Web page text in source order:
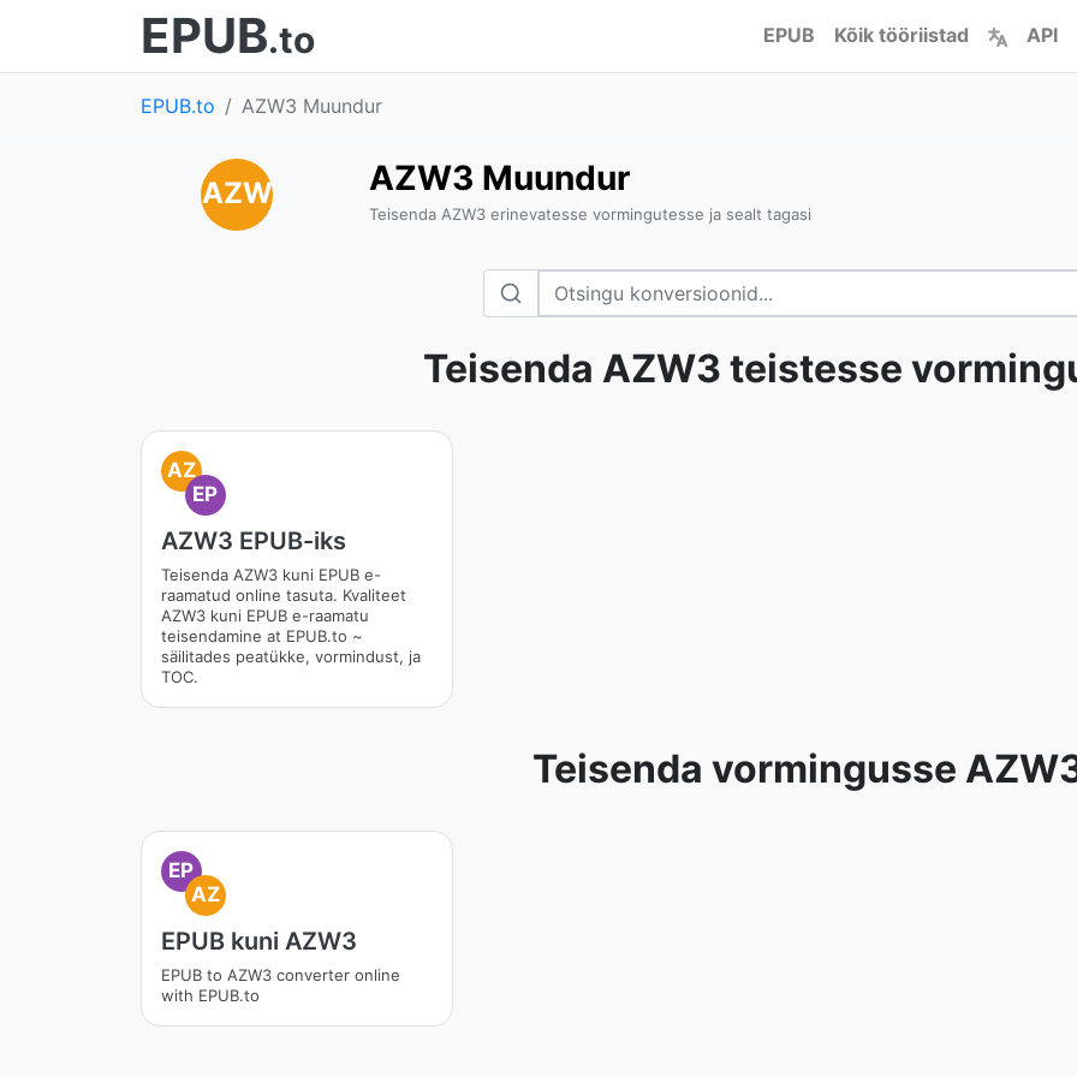
EPUB.to EPUB Kõik tööriistad API
EPUB.to AZW3 Muundur
AZW AZW3 Muundur
Teisenda AZW3 erinevatesse vormingutesse ja sealt tagasi
Teisenda AZW3 teistesse
AZ
EP
AZW3 EPUB-iks
Teisenda AZW3 kuni EPUB e-
raamatud online tasuta. Kvaliteet
AZW3 kuni EPUB e-raamatu
teisendamine at EPUB.to ~
säilitades peatükke, vormindust, ja
TOC.
Teisenda vormingusse
EP
AZ
EPUB kuni AZW3
EPUB to AZW3 converter online
with EPUB.to